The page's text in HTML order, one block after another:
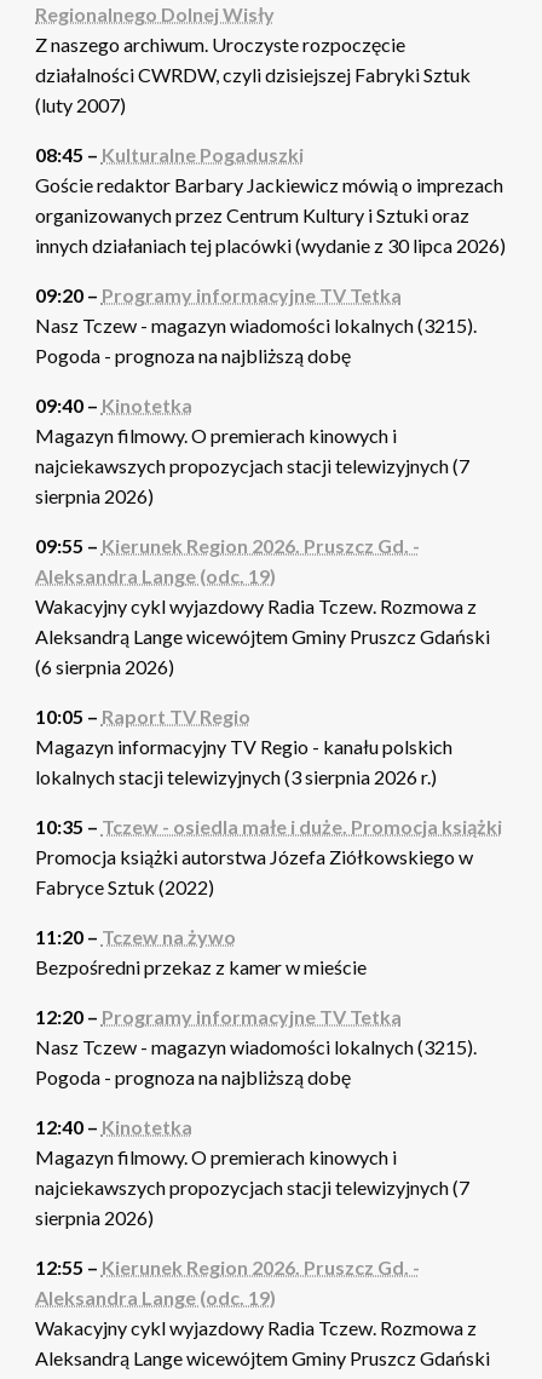
Regionalnego Dolnej Wisły
Z naszego archiwum. Uroczyste rozpoczęcie
działalności CWRDW, czyli dzisiejszej Fabryki Sztuk
(luty 2007)
08:45 – Kulturalne Pogaduszki
Goście redaktor Barbary Jackiewicz mówią o imprezach
organizowanych przez Centrum Kultury i Sztuki oraz
innych działaniach tej placówki (wydanie z 30 lipca 2026)
09:20 – Programy informacyjne TV Tetka
Nasz Tczew - magazyn wiadomości lokalnych (3215).
Pogoda - prognoza na najbliższą dobę
09:40 – Kinotetka
Magazyn filmowy. O premierach kinowych i
najciekawszych propozycjach stacji telewizyjnych (7
sierpnia 2026)
09:55 – Kierunek Region 2026. Pruszcz Gd. -
Aleksandra Lange (odc. 19)
Wakacyjny cykl wyjazdowy Radia Tczew. Rozmowa z
Aleksandrą Lange wicewójtem Gminy Pruszcz Gdański
(6 sierpnia 2026)
10:05 – Raport TV Regio
Magazyn informacyjny TV Regio - kanału polskich
lokalnych stacji telewizyjnych (3 sierpnia 2026 r.)
10:35 – Tczew - osiedla małe i duże. Promocja książki
Promocja książki autorstwa Józefa Ziółkowskiego w
Fabryce Sztuk (2022)
11:20 – Tczew na żywo
Bezpośredni przekaz z kamer w mieście
12:20 – Programy informacyjne TV Tetka
Nasz Tczew - magazyn wiadomości lokalnych (3215).
Pogoda - prognoza na najbliższą dobę
12:40 – Kinotetka
Magazyn filmowy. O premierach kinowych i
najciekawszych propozycjach stacji telewizyjnych (7
sierpnia 2026)
12:55 – Kierunek Region 2026. Pruszcz Gd. -
Aleksandra Lange (odc. 19)
Wakacyjny cykl wyjazdowy Radia Tczew. Rozmowa z
Aleksandrą Lange wicewójtem Gminy Pruszcz Gdański